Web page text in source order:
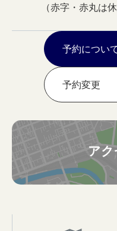
（赤字・赤丸は
予約につい
予約変更
ア